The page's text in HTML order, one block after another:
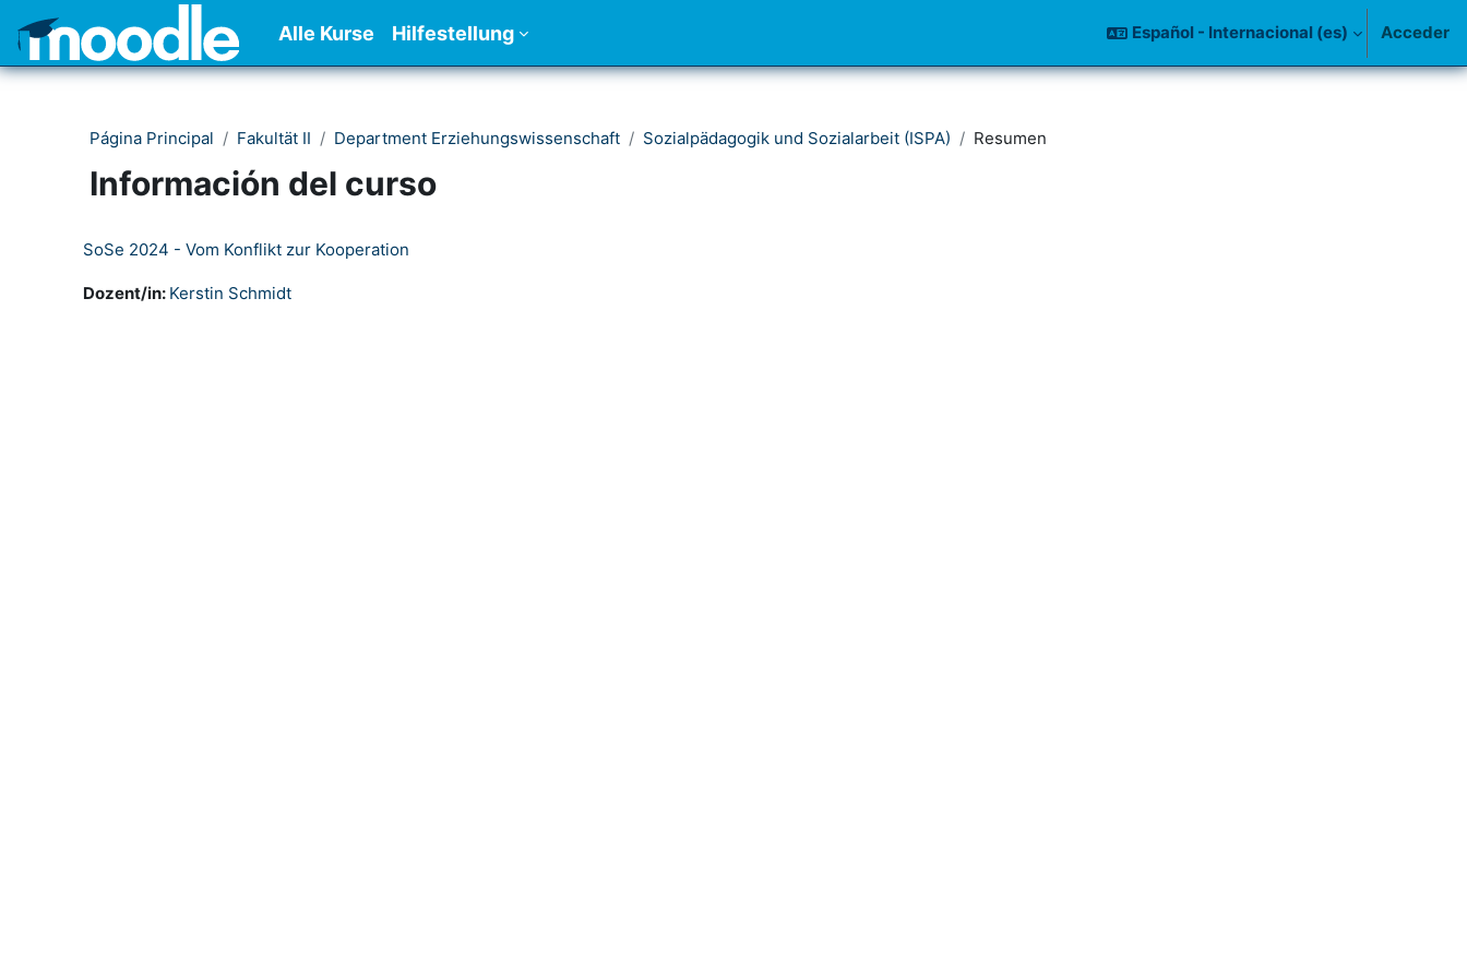
Salta al contenido principal
Alle Kurse Hilfestellung Español - Internacional ‎(es)‎ Acceder
Página Principal Fakultät II Department Erziehungswissenschaft Sozialpädagogik und Sozialarbeit (ISPA) Resumen
Información del curso
SoSe 2024 - Vom Konflikt zur Kooperation
Dozent/in: Kerstin Schmidt